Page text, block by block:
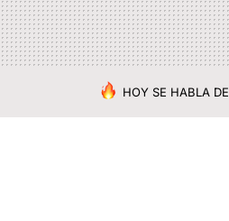
HOY SE HABLA DE